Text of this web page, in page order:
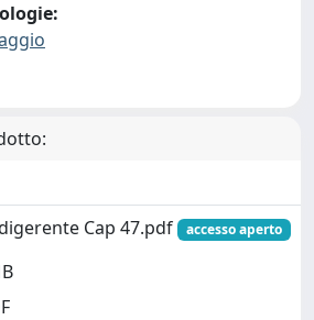
Cap 47.pdf
accesso aperto